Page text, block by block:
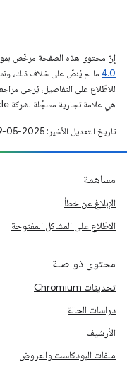
إنّ محتوى هذه الصفحة مرخّص
4.0‏ ما لم يُنصّ على خلاف ذلك،
للاطّلاع على التفاصيل، يُرجى
هي علامة تجارية مسجَّلة لشركة Oracle و/أو شركائها التابعين.
تاريخ التعديل الأخير: 2025-05-09 (حسب التوقيت العالمي المتفَّق عليه)
مساهمة
الإبلاغ عن خطأ
الاطّلاع على المشاكل المفتوحة
محتوى ذو صلة
تحديثات Chromium
دراسات الحالة
الأرشيف
ملفات البودكاست والعروض